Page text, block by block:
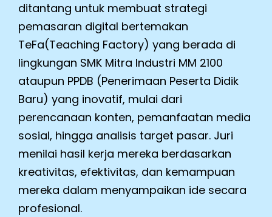
ditantang untuk membuat strategi
pemasaran digital bertemakan
TeFa(Teaching Factory) yang berada di
lingkungan SMK Mitra Industri MM 2100
ataupun PPDB (Penerimaan Peserta Didik
Baru) yang inovatif, mulai dari
perencanaan konten, pemanfaatan media
sosial, hingga analisis target pasar. Juri
menilai hasil kerja mereka berdasarkan
kreativitas, efektivitas, dan kemampuan
mereka dalam menyampaikan ide secara
profesional.